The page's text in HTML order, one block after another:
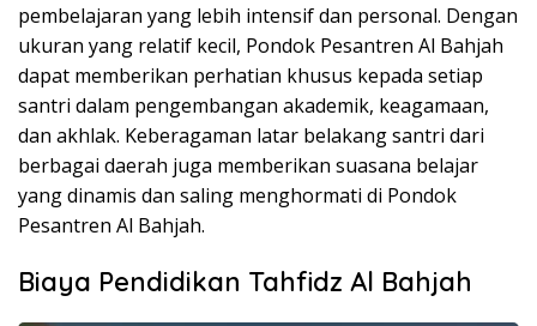
pembelajaran yang lebih intensif dan personal. Dengan
ukuran yang relatif kecil, Pondok Pesantren Al Bahjah
dapat memberikan perhatian khusus kepada setiap
santri dalam pengembangan akademik, keagamaan,
dan akhlak. Keberagaman latar belakang santri dari
berbagai daerah juga memberikan suasana belajar
yang dinamis dan saling menghormati di Pondok
Pesantren Al Bahjah.
Biaya Pendidikan Tahfidz Al Bahjah